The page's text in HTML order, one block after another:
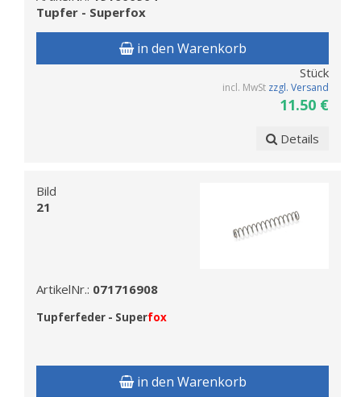
Tupfer - Superfox
in den Warenkorb
Stück
incl. MwSt zzgl. Versand
11.50 €
Details
Bild
21
ArtikelNr.: 071716908
Tupferfeder - Superfox
in den Warenkorb